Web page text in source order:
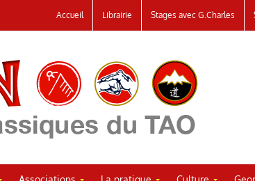
Accueil Librairie Stages avec G.Charles